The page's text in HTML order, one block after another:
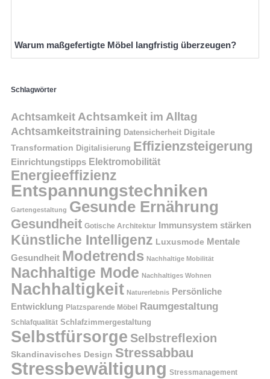
Warum maßgefertigte Möbel langfristig überzeugen?
Schlagwörter
Achtsamkeit Achtsamkeit im Alltag
Achtsamkeitstraining Datensicherheit Digitale
Transformation Digitalisierung Effizienzsteigerung
Einrichtungstipps Elektromobilität
Energieeffizienz
Entspannungstechniken
Gartengestaltung Gesunde Ernährung
Gesundheit Gotische Architektur Immunsystem stärken
Künstliche Intelligenz Luxusmode Mentale
Gesundheit Modetrends Nachhaltige Mobilität
Nachhaltige Mode Nachhaltiges Wohnen
Nachhaltigkeit Naturerlebnis Persönliche
Entwicklung Platzsparende Möbel Raumgestaltung
Schlafqualität Schlafzimmergestaltung
Selbstfürsorge Selbstreflexion
Skandinavisches Design Stressabbau
Stressbewältigung Stressmanagement